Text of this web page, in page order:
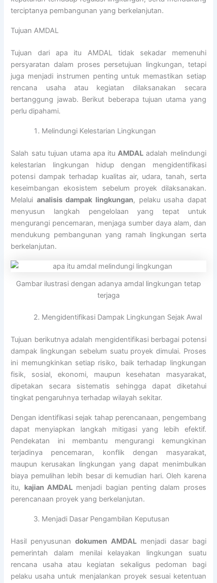
terciptanya pembangunan yang berkelanjutan.
Tujuan AMDAL
Tujuan dari apa itu AMDAL tidak sekadar memenuhi
persyaratan dalam proses persetujuan lingkungan, tetapi
juga menjadi instrumen penting untuk memastikan setiap
rencana usaha atau kegiatan dilaksanakan secara
bertanggung jawab. Berikut beberapa tujuan utama yang
perlu dipahami.
Melindungi Kelestarian Lingkungan
Salah satu tujuan utama apa ituAMDAL adalah melindungi
kelestarian lingkungan hidup dengan mengidentifikasi
potensi dampak terhadap kualitas air, udara, tanah, serta
keseimbangan ekosistem sebelum proyek dilaksanakan.
Melalui analisis dampak lingkungan, pelaku usaha dapat
menyusun langkah pengelolaan yang tepat untuk
mengurangi pencemaran, menjaga sumber daya alam, dan
mendukung pembangunan yang ramah lingkungan serta
berkelanjutan.
Gambar ilustrasi dengan adanya amdal lingkungan tetap
terjaga
Mengidentifikasi Dampak Lingkungan Sejak Awal
Tujuan berikutnya adalah mengidentifikasi berbagai potensi
dampak lingkungan sebelum suatu proyek dimulai. Proses
ini memungkinkan setiap risiko, baik terhadap lingkungan
fisik, sosial, ekonomi, maupun kesehatan masyarakat,
dipetakan secara sistematis sehingga dapat diketahui
tingkat pengaruhnya terhadap wilayah sekitar.
Dengan identifikasi sejak tahap perencanaan, pengembang
dapat menyiapkan langkah mitigasi yang lebih efektif.
Pendekatan ini membantu mengurangi kemungkinan
terjadinya pencemaran, konflik dengan masyarakat,
maupun kerusakan lingkungan yang dapat menimbulkan
biaya pemulihan lebih besar di kemudian hari. Oleh karena
itu, kajian AMDAL menjadi bagian penting dalam proses
perencanaan proyek yang berkelanjutan.
Menjadi Dasar Pengambilan Keputusan
Hasil penyusunandokumen AMDALmenjadi dasar bagi
pemerintah dalam menilai kelayakan lingkungan suatu
rencana usaha atau kegiatan sekaligus pedoman bagi
pelaku usaha untuk menjalankan proyek sesuai ketentuan